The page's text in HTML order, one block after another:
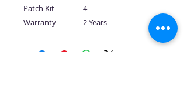
Patch Kit
4
Warranty
2 Years